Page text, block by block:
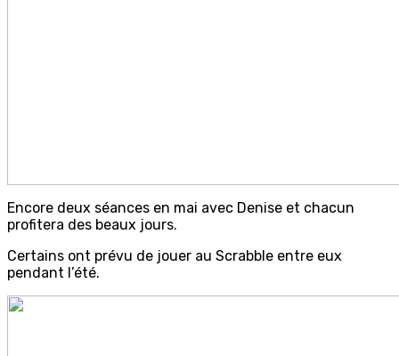
Encore deux séances en mai avec Denise et chacun
profitera des beaux jours.
Certains ont prévu de jouer au Scrabble entre eux
pendant l’été.